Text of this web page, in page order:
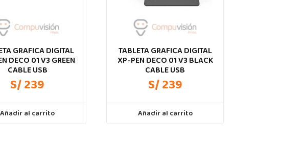
GRAFICA DIGITAL
DECO 01 V3 GREEN
CABLE USB
S/ 239
Añadir al carrito
TABLETA GRAFICA DIGITAL
XP-PEN DECO 01 V3 BLACK
CABLE USB
S/ 239
Añadir al carrito